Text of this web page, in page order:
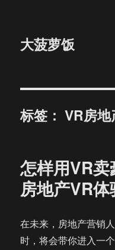
大菠萝饭
标签：VR房地
怎样用VR
房地产VR
在未来，房地产营销
时，将会带你进入一